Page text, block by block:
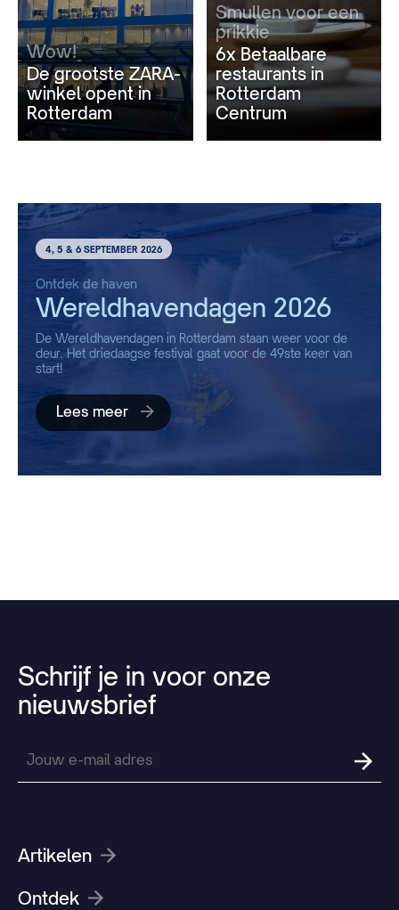
Wow!
De grootste ZARA-
winkel opent in
Rotterdam
Smullen voor een
prikkie
6x Betaalbare
restaurants in
Rotterdam
Centrum
4, 5 & 6 SEPTEMBER 2026
Ontdek de haven
Wereldhavendagen 2026
De Wereldhavendagen in Rotterdam staan weer voor de
deur. Het driedaagse festival gaat voor de 49ste keer van
start!
Lees meer
Schrijf je in voor onze
nieuwsbrief
Artikelen
Ontdek